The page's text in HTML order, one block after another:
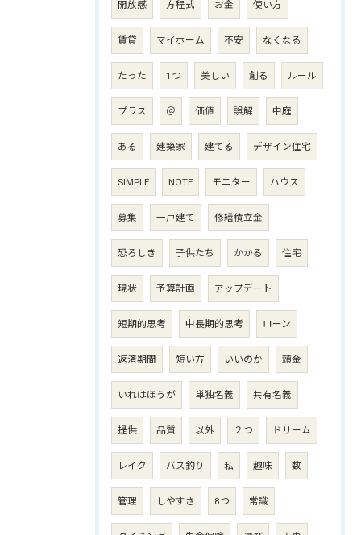
開放感 方程式 お金 使い方
賃貸 マイホーム 不安 なくなる
たった 1つ 美しい 創る ルール
プラス ＠ 価値 誤解 中庭
ある 建築家 建てる デザイン住宅
SIMPLE NOTE モニター ハウス
募集 一戸建て 修繕積立金
恐ろしき 子供たち かかる 住宅
現状 予算計画 アップデート
短期的思考 中長期的思考 ローン
返済期間 短い方 いいのか 頭金
いれはほうが 単独名義 共有名義
提供 品質 以外 ２つ ドリーム
レイク バス釣り 私 趣味 数
管理 しやすさ 8つ 常識